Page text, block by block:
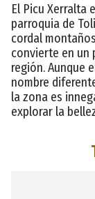
El Picu Xerralta
parroquia de
cordal
convierte en un
región. Aunque
nombre
la zona es
explorar la